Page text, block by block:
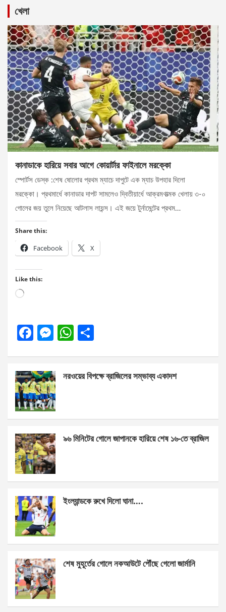
খেলা
কানাডাকে হারিয়ে সবার আগে কোয়ার্টার ফাইনালে মরক্কো
স্পোর্টস ডেস্ক :শেষ ষোলোর প্রথম ম্যাচে দাপুটে এক ম্যাচ উপহার দিলো
মরক্কো। প্রথমার্ধে কানাডার দাপট সামলেও দ্বিতীয়ার্ধে আক্রমণাত্মক খেলায় ৩-০
গোলের জয় তুলে নিয়েছে আটলাস লায়ন্স। এই জয়ে টুর্নামেন্টের প্রথম…
Share this:
Facebook X
Like this:
Loading…
F
b
o
o
k
M
n
g
er
W
s
p
e
নরওয়ের বিপক্ষে ব্রাজিলের সম্ভাব্য একাদশ
৯৬ মিনিটের গোলে জাপানকে হারিয়ে শেষ ১৬-তে ব্রাজিল
ইংল্যান্ডকে রুখে দিলো ঘানা….
শেষ মুহূর্তের গোলে নকআউটে পৌঁছে গেলো জার্মানি